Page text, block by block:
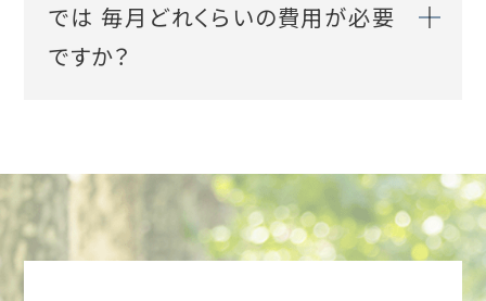
では 毎月どれくらいの費用が必要
ですか？